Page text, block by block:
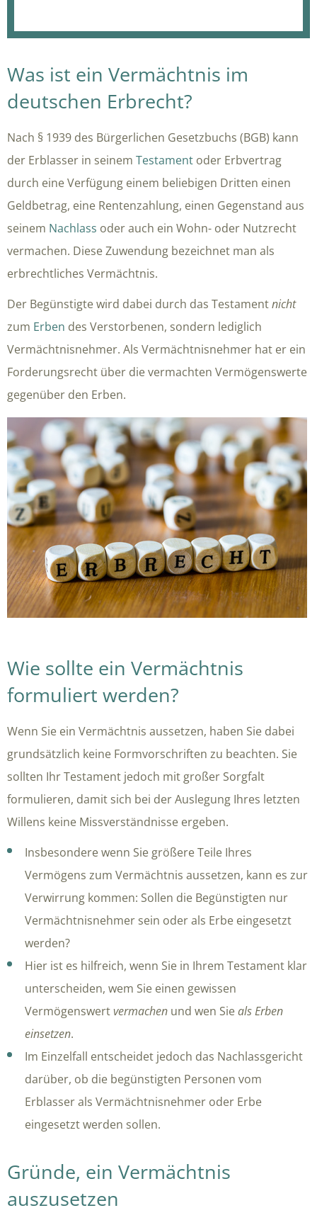
Was ist ein Vermächtnis im
deutschen Erbrecht?
Nach § 1939 des Bürgerlichen Gesetzbuchs (BGB) kann
der Erblasser in seinem Testament oder Erbvertrag
durch eine Verfügung einem beliebigen Dritten einen
Geldbetrag, eine Rentenzahlung, einen Gegenstand aus
seinem Nachlass oder auch ein Wohn- oder Nutzrecht
vermachen. Diese Zuwendung bezeichnet man als
erbrechtliches Vermächtnis.
Der Begünstigte wird dabei durch das Testamentnicht
zum Erben des Verstorbenen, sondern lediglich
Vermächtnisnehmer. Als Vermächtnisnehmer hat er ein
Forderungsrecht über die vermachten Vermögenswerte
gegenüber den Erben.
Wie sollte ein Vermächtnis
formuliert werden?
Wenn Sie ein Vermächtnis aussetzen, haben Sie dabei
grundsätzlich keine Formvorschriften zu beachten. Sie
sollten Ihr Testament jedoch mit großer Sorgfalt
formulieren, damit sich bei der Auslegung Ihres letzten
Willens keine Missverständnisse ergeben.
Insbesondere wenn Sie größere Teile Ihres
Vermögens zum Vermächtnis aussetzen, kann es zur
Verwirrung kommen: Sollen die Begünstigten nur
Vermächtnisnehmer sein oder als Erbe eingesetzt
werden?
Hier ist es hilfreich, wenn Sie in Ihrem Testament klar
unterscheiden, wem Sie einen gewissen
Vermögenswertvermachen und wen Sieals Erben
einsetzen.
Im Einzelfall entscheidet jedoch das Nachlassgericht
darüber, ob die begünstigten Personen vom
Erblasser als Vermächtnisnehmer oder Erbe
eingesetzt werden sollen.
Gründe, ein Vermächtnis
auszusetzen